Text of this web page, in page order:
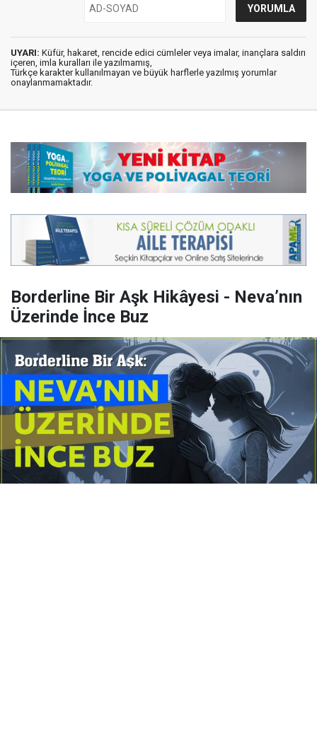
UYARI: Küfür, hakaret, rencide edici cümleler veya imalar, inançlara saldırı
içeren, imla kuralları ile yazılmamış,
Türkçe karakter kullanılmayan ve büyük harflerle yazılmış yorumlar
onaylanmamaktadır.
Borderline Bir Aşk Hikâyesi - Neva’nın
Üzerinde İnce Buz